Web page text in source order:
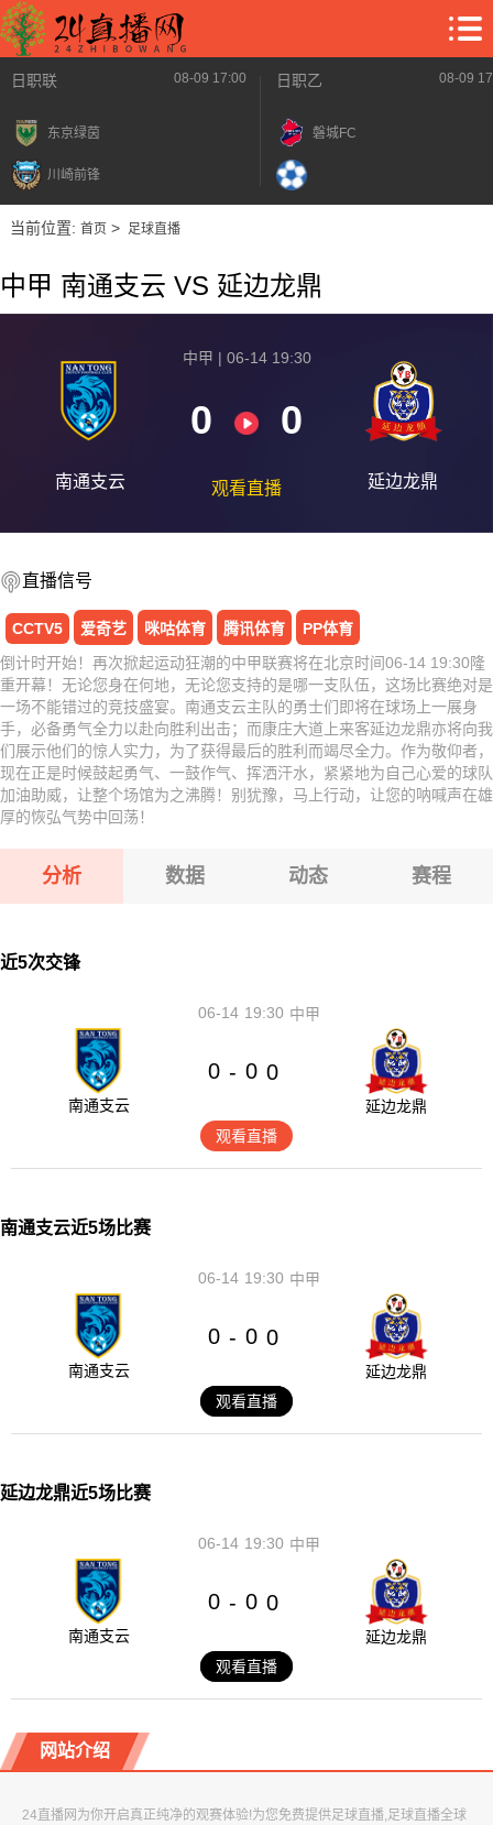
日职联 08-09 17:00
东京绿茵
川崎前锋
日职乙 08-09
磐城FC
当前位置: 首页> 足球直播
中甲 南通支云 VS 延边龙鼎
南通支云
中甲 | 06-14 19:30
0 0
观看直播 延边龙鼎
直播信号
CCTV5 爱奇艺 咪咕体育 腾讯体育
PP体育
倒计时开始！再次掀起运动狂潮的中甲联赛将在北京时间06-14 19:30隆
重开幕！无论您身在何地，无论您支持的是哪一支队伍，这场比赛绝对是
一场不能错过的竞技盛宴。南通支云主队的勇士们即将在球场上一展身
手，必备勇气全力以赴向胜利出击；而康庄大道上来客延边龙鼎亦将向我
们展示他们的惊人实力，为了获得最后的胜利而竭尽全力。作为敬仰者，
现在正是时候鼓起勇气、一鼓作气、挥洒汗水，紧紧地为自己心爱的球队
加油助威，让整个场馆为之沸腾！别犹豫，马上行动，让您的呐喊声在雄
厚的恢弘气势中回荡！
分析 数据 动态 赛程
近5次交锋
19:30
06-14 中甲
南通支云
0 - 0 0
延边龙鼎
观看直播
南通支云近5场比赛
19:30
06-14 中甲
南通支云
0 - 0 0
延边龙鼎
观看直播
延边龙鼎近5场比赛
19:30
06-14 中甲
南通支云
0 - 0 0
延边龙鼎
观看直播
网站介绍
24直播网为你开启真正纯净的观赛体验!为您免费提供足球直播,足球直播全球